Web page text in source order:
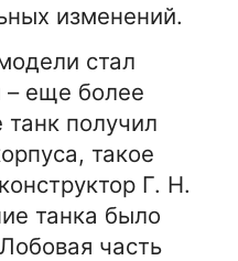
изменений.
стал
еще более
получил
такое
Г. Н.
танка было
часть